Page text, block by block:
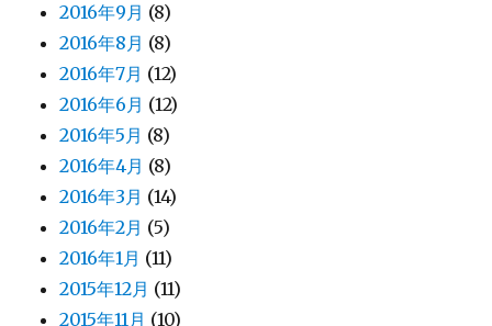
2016年9月 (8)
2016年8月 (8)
2016年7月 (12)
2016年6月 (12)
2016年5月 (8)
2016年4月 (8)
2016年3月 (14)
2016年2月 (5)
2016年1月 (11)
2015年12月 (11)
2015年11月 (10)